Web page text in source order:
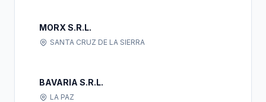
MORX S.R.L.
SANTA CRUZ DE LA SIERRA
BAVARIA S.R.L.
LA PAZ